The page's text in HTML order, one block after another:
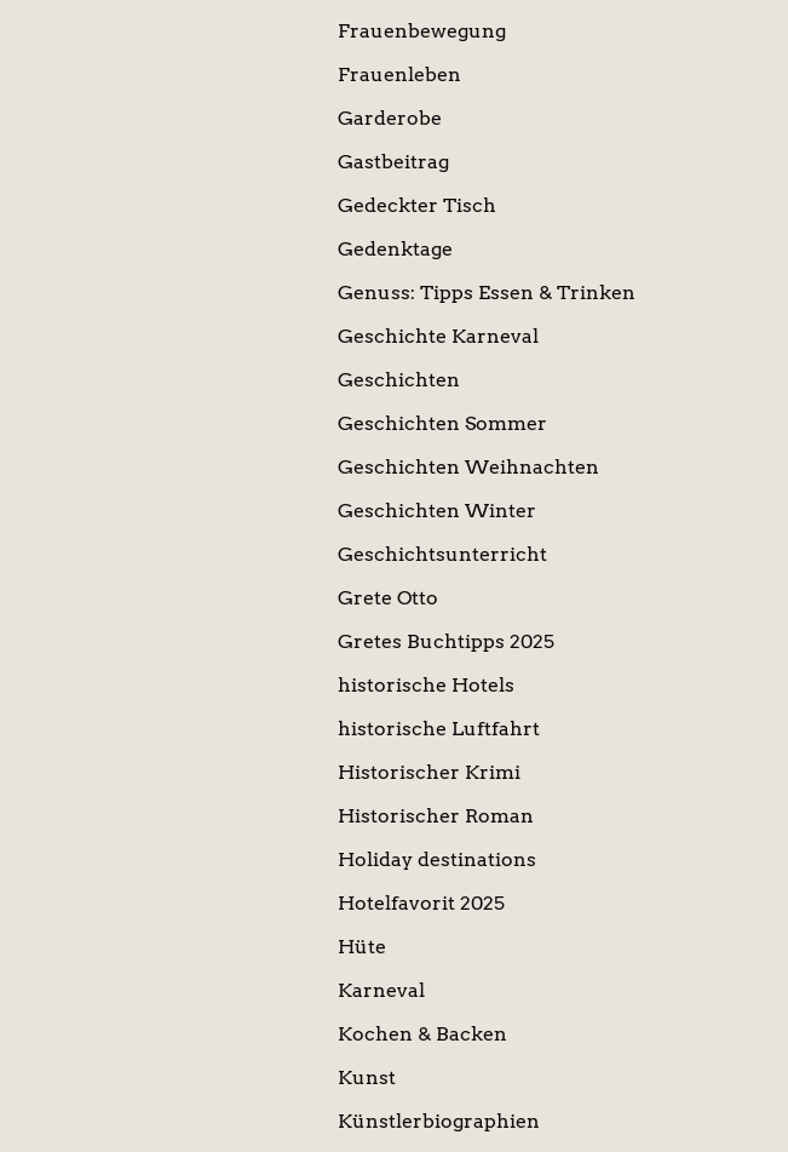
Frauenbewegung
Frauenleben
Garderobe
Gastbeitrag
Gedeckter Tisch
Gedenktage
Genuss: Tipps Essen & Trinken
Geschichte Karneval
Geschichten
Geschichten Sommer
Geschichten Weihnachten
Geschichten Winter
Geschichtsunterricht
Grete Otto
Gretes Buchtipps 2025
historische Hotels
historische Luftfahrt
Historischer Krimi
Historischer Roman
Holiday destinations
Hotelfavorit 2025
Hüte
Karneval
Kochen & Backen
Kunst
Künstlerbiographien